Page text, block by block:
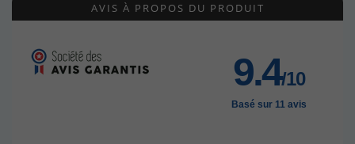
AVIS À PROPOS DU PRODUIT
9.4/10
Basé sur 11 avis